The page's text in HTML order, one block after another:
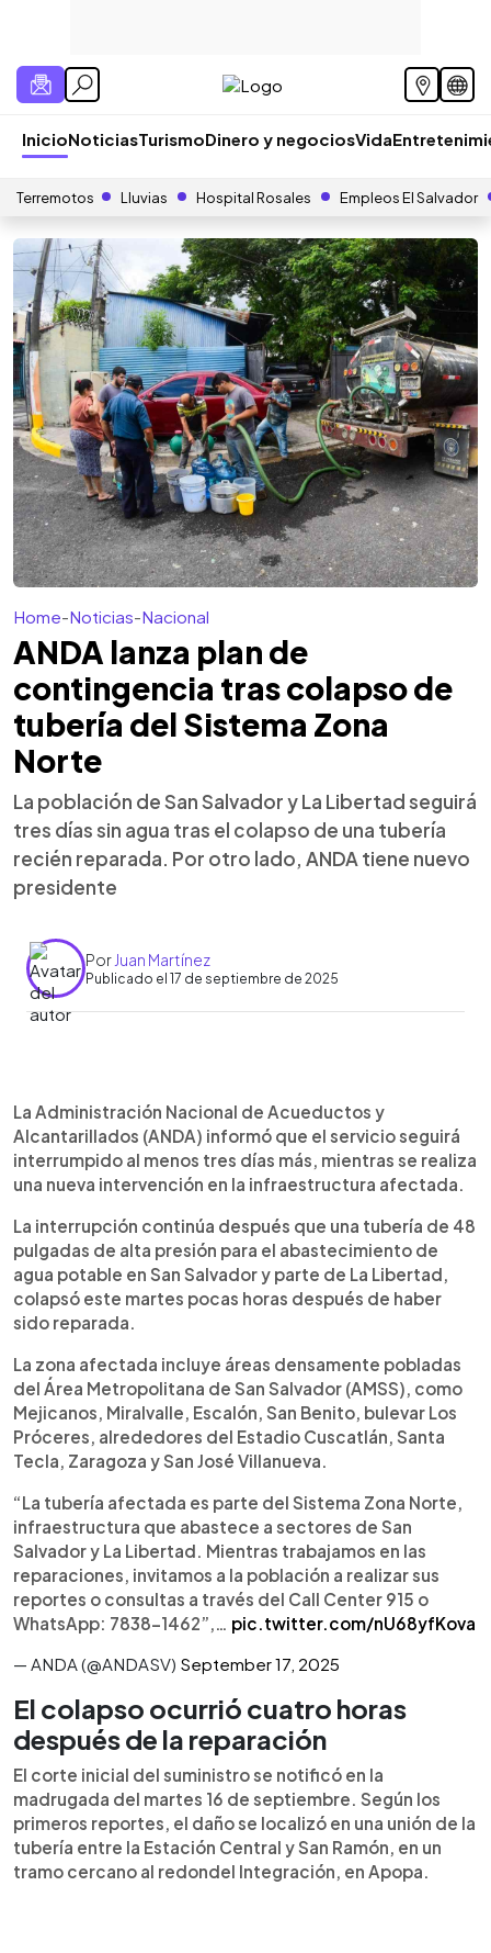
InicioNoticiasTurismoDinero y negociosVida
Terremotos Lluvias Hospital Rosales Empleos El Salvador
Home-Noticias-Nacional
ANDA lanza plan de
contingencia tras colapso de
tubería del Sistema Zona
Norte
La población de San Salvador y La Libertad seguirá
tres días sin agua tras el colapso de una tubería
recién reparada. Por otro lado, ANDA tiene nuevo
presidente
Por Juan Martínez
Publicado el 17 de septiembre de 2025
► Escuchar artículo
Una tubería de 48 pulgadas del Sistema Zona
Norte colapsó horas después de ser reparada,
dejando sin agua potable a varias zonas del Área
Metropolitana de San Salvador y parte de La
desabastecimiento se extenderá por al menos
tres días más mientras se realizan nuevas
reparaciones. Las zonas más afectadas incluyen
Mejicanos, Miralvalle, Escalón, San Benito, bulevar
Los Próceres, alrededores del Estadio Cuscatlán,
Santa Tecla, Zaragoza y San José Villanueva. En
medio de la crisis, Dagoberto Arévalo fue
juramentado como nuevo presidente de ANDA,
enfrentando su primer reto al frente de la
institución.
La Administración Nacional de Acueductos y
Alcantarillados (ANDA) informó que el servicio seguirá
interrumpido al menos tres días más, mientras se realiza
una nueva intervención en la infraestructura afectada.
La interrupción continúa después que una tubería de 48
pulgadas de alta presión para el abastecimiento de
agua potable en San Salvador y parte de La Libertad,
colapsó este martes pocas horas después de haber
sido reparada.
La zona afectada incluye áreas densamente pobladas
del Área Metropolitana de San Salvador (AMSS), como
Mejicanos, Miralvalle, Escalón, San Benito, bulevar Los
Próceres, alrededores del Estadio Cuscatlán, Santa
Tecla, Zaragoza y San José Villanueva.
“La tubería afectada es parte del Sistema Zona Norte,
infraestructura que abastece a sectores de San
Salvador y La Libertad. Mientras trabajamos en las
reparaciones, invitamos a la población a realizar sus
reportes o consultas a través del Call Center 915 o
WhatsApp: 7838-1462”,… pic.twitter.com/nU68yfKova
— ANDA (@ANDASV) September 17, 2025
El colapso ocurrió cuatro horas
después de la reparación
El corte inicial del suministro se notificó en la
madrugada del martes 16 de septiembre. Según los
primeros reportes, el daño se localizó en una unión de la
tubería entre la Estación Central y San Ramón, en un
tramo cercano al redondel Integración, en Apopa.